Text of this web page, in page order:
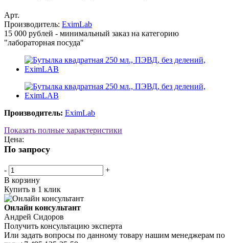
Арт.
Производитель: EximLab
15 000 рублей - минимальный заказ на категорию
"лабораторная посуда"
Производитель: EximLab
Показать полные характеристики
Цена:
По запросу
-
+
В корзину
Купить в 1 клик
Онлайн консультант
Андрей Сидоров
Получить консультацию эксперта
Или задать вопросы по данному товару нашим менеджерам по